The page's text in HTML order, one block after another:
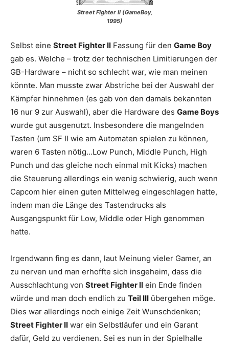
Street Fighter II (GameBoy,
1995)
Selbst eine Street Fighter II Fassung für den Game Boy
gab es. Welche – trotz der technischen Limitierungen der
GB-Hardware – nicht so schlecht war, wie man meinen
könnte. Man musste zwar Abstriche bei der Auswahl der
Kämpfer hinnehmen (es gab von den damals bekannten
16 nur 9 zur Auswahl), aber die Hardware des Game Boys
wurde gut ausgenutzt. Insbesondere die mangelnden
Tasten (um SF II wie am Automaten spielen zu können,
waren 6 Tasten nötig…Low Punch, Middle Punch, High
Punch und das gleiche noch einmal mit Kicks) machen
die Steuerung allerdings ein wenig schwierig, auch wenn
Capcom hier einen guten Mittelweg eingeschlagen hatte,
indem man die Länge des Tastendrucks als
Ausgangspunkt für Low, Middle oder High genommen
hatte.
Irgendwann fing es dann, laut Meinung vieler Gamer, an
zu nerven und man erhoffte sich insgeheim, dass die
Ausschlachtung von Street Fighter II ein Ende finden
würde und man doch endlich zu Teil III übergehen möge.
Dies war allerdings noch einige Zeit Wunschdenken;
Street Fighter II war ein Selbstläufer und ein Garant
dafür, Geld zu verdienen. Sei es nun in der Spielhalle